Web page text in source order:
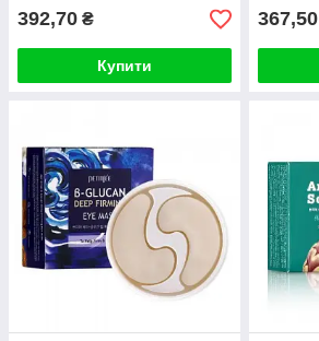
392,70 ₴
Купити
367,50